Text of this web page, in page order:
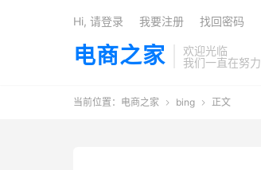
电商之家
欢迎光临
我们一直在努力
Hi, 请登录 我要注册 找回密码
当前位置： 电商之家  bing  正文